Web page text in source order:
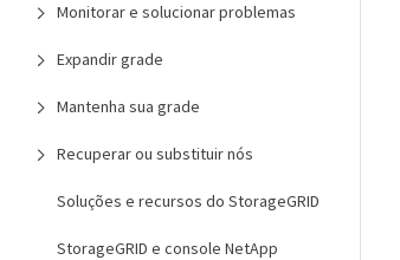
Monitorar e solucionar problemas
Expandir grade
Mantenha sua grade
Recuperar ou substituir nós
Soluções e recursos do StorageGRID
StorageGRID e console NetApp